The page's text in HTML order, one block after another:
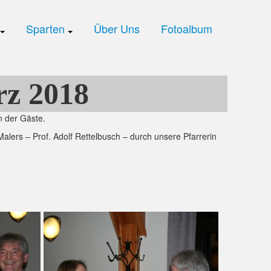
Sparten Über Uns Fotoalbum
2018
der Gäste.
– Prof. Adolf Rettelbusch – durch unsere Pfarrerin